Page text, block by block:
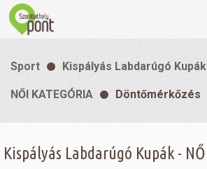
Programok
Sport Kispályás Labdarúgó Kupák
NŐI KATEGÓRIA Döntőmérkőzés